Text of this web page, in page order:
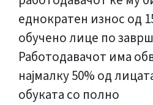
еднократен износ од
обучено лице по
Работодавачот има
најмалку 50% од
обуката со полно